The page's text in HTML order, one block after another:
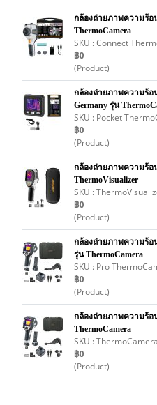
กล้องถ่ายภาพความร้อ
ThermoCamera
SKU : Connect
฿0
(Product)
กล้องถ่ายภาพความร้อ
Germany รุ่น
SKU : Pocket
฿0
(Product)
กล้องถ่ายภาพความร้อ
ThermoVisualizer
SKU :
฿0
(Product)
กล้องถ่ายภาพความร้อน
รุ่น ThermoCamera
SKU : Pro
฿0
(Product)
กล้องถ่ายภาพความร้อน
ThermoCamera
SKU : ThermoCamera
฿0
(Product)